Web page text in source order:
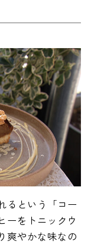
るという「コー
ーをトニックウ
爽やかな味なの